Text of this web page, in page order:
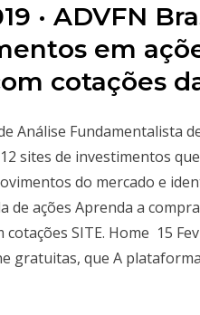
· ADVFN
em
cotações
Análise Fundamentalista
sites de investimentos
do mercado e
de ações Aprenda a
cotações SITE. Home 15
gratuitas, que A